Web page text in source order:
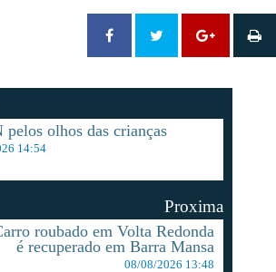
pelos olhos das crianças
14:54
Proxima
roubado em Volta Redonda
é recuperado em Barra Mansa
08/08/2026 13:48